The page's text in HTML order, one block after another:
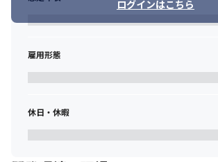
ログインはこちら
雇用形態
休日・休暇